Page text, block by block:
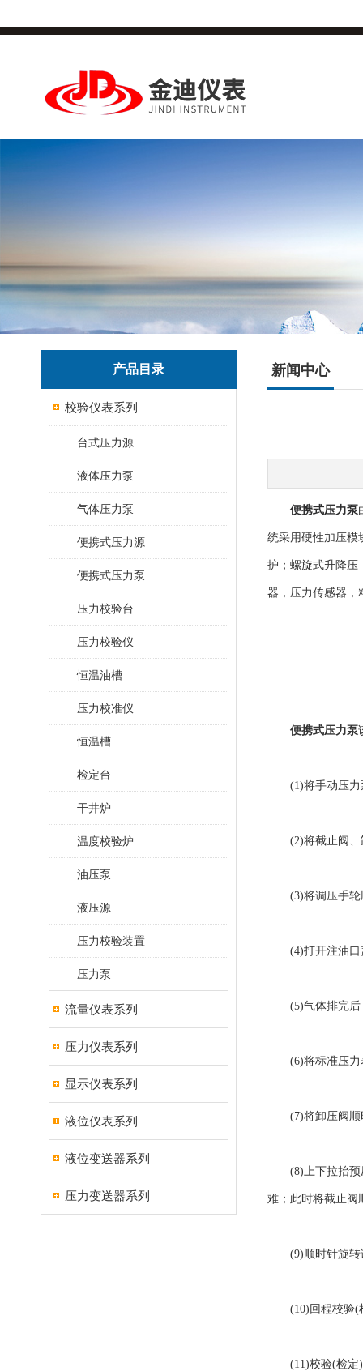
产品目录
校验仪表系列
台式压力源
液体压力泵
气体压力泵
便携式压力源
便携式压力泵
压力校验台
压力校验仪
恒温油槽
压力校准仪
恒温槽
检定台
干井炉
温度校验炉
油压泵
液压源
压力校验装置
压力泵
流量仪表系列
压力仪表系列
显示仪表系列
液位仪表系列
液位变送器系列
压力变送器系列
新闻中心
便携式压力泵
统采用硬性加压模
护；螺旋式升降压
器，压力传感器，
便携式压力泵
(1)将手动压力泵
(2)将截止阀、
(3)将调压手轮
(4)打开注油口盖
(5)气体排完后
(6)将标准压力
(7)将卸压阀顺
(8)上下拉抬预压
难；此时将截止阀
(9)顺时针旋转调
(10)回程校验(检
(11)校验(检定)